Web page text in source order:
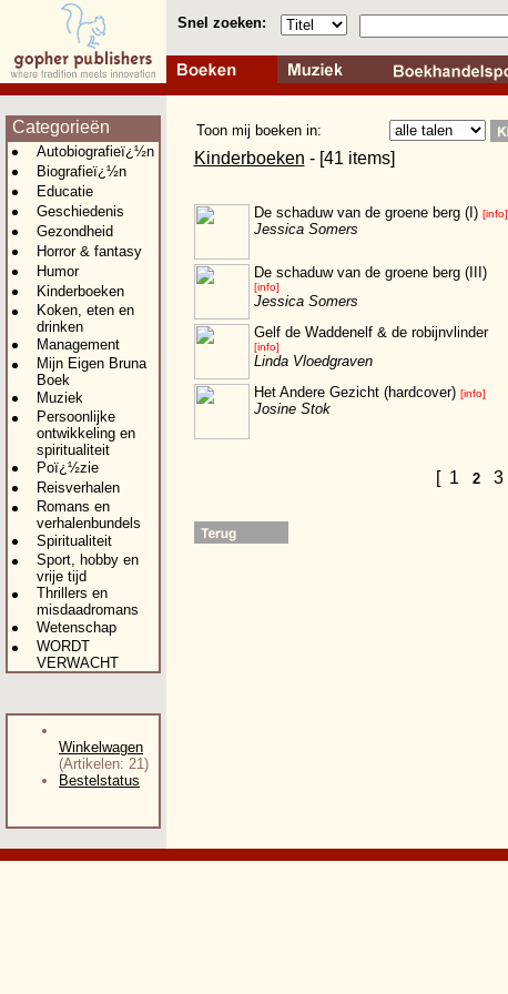
Snel zoeken:
Categorieën
Autobiografieï¿½n
Biografieï¿½n
Educatie
Geschiedenis
Gezondheid
Horror & fantasy
Humor
Kinderboeken
Koken, eten en
drinken
Management
Mijn Eigen Bruna
Boek
Muziek
Persoonlijke
ontwikkeling en
spiritualiteit
Poï¿½zie
Reisverhalen
Romans en
verhalenbundels
Spiritualiteit
Sport, hobby en
vrije tijd
Thrillers en
misdaadromans
Wetenschap
WORDT
VERWACHT
Winkelwagen
(Artikelen: 21)
Bestelstatus
Toon mij boeken in:
Kinderboeken - [41 items]
De schaduw van de groene berg (I) [info]
Jessica Somers
De schaduw van de groene berg (III)
[info]
Jessica Somers
Gelf de Waddenelf & de robijnvlinder
[info]
Linda Vloedgraven
Het Andere Gezicht (hardcover) [info]
Josine Stok
[ 1 2 3